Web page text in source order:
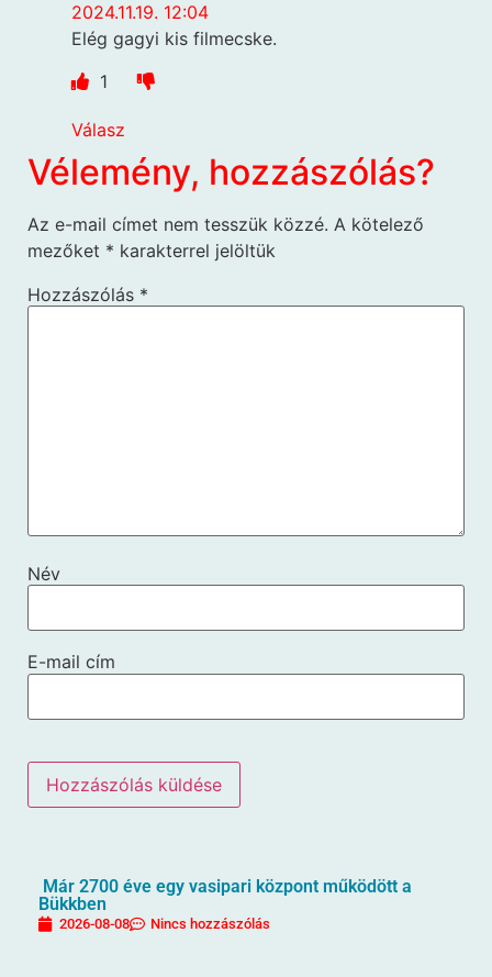
2024.11.19. 12:04
Elég gagyi kis filmecske.
1
Válasz
Vélemény, hozzászólás?
Az e-mail címet nem tesszük közzé. A kötelező
mezőket * karakterrel jelöltük
Hozzászólás *
Név
E-mail cím
Már 2700 éve egy vasipari központ működött a
Bükkben
2026-08-08 Nincs hozzászólás